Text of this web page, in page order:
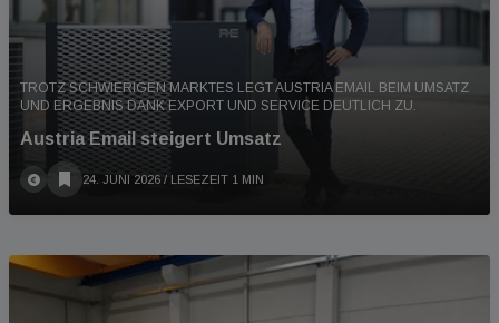
TROTZ SCHWIERIGEN MARKTES LEGT AUSTRIA EMAIL BEIM UMSATZ
UND ERGEBNIS DANK EXPORT UND SERVICE DEUTLICH ZU.
Austria Email steigert Umsatz
24. JUNI 2026 / LESEZEIT 1 MIN